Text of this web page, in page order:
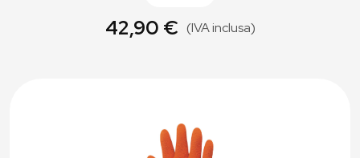
42,90 € (IVA inclusa)